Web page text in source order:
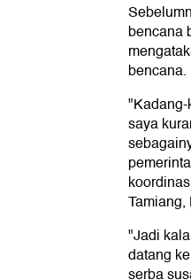
bencana
bencana.
saya
"Jadi
datang
serba